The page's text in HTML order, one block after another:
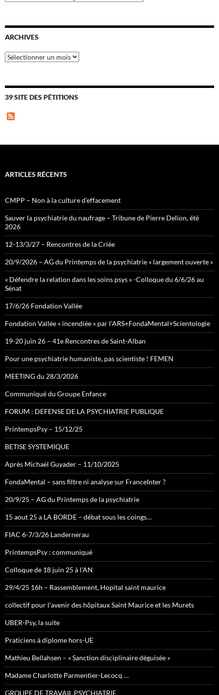
ARCHIVES
Archives
39 SITE DES PÉTITIONS
ARTICLES RÉCENTS
CMPP – Non à la culture d’effacement
Sauver la psychiatrie du naufrage – Tribune de Pierre Delion, été
2026
12-13/3/27 – Rencontres de la Criée
20/9/2026 – AG du Printemps de la psychiatrie « largement ouverte »
« Défendre la relation dans les soins psys » -Colloque du 6/6/26 au
Sénat
17/6/26 Fondation Vallée
Fondation Vallée « incendiée » par l’ARS+FondaMental+Scientologie
19-20 juin 26 – 41e Rencontres de Saint-Alban
Pour une psychiatrie humaniste, pas scientiste ! FEMEN
MEETING du 28/3/2026
Communiqué du Groupe Enfance
FORUM : DEFENSE DE LA PSYCHIATRIE PUBLIQUE
PrintempsPsy – 15/12/25
BETISE SYSTEMIQUE
Après Michaël Guyader – 11/10/2025
FondaMental – sans filtre ni analyse sur FranceInter ?
20/9/25 – AG du Printemps de la psychiatrie
15 aout 25 a LA BORDE – débat sous les coings…
FIAC 6-7/3/26 Landernerau
PrintempsPsy : communiqué
Colloque de 18 juin 25 à l’AN
29/4/25 16h – Rassemblement, Hopital saint maurice
collectif pour l’avenir des hôpitaux Saint Maurice et les Murets
UBER-Psy, la suite
Praticiens à diplome hors-UE
Mathieu Bellahsen – « Sanction disciplinaire déguisée »
Madame Charlotte Parmentier-Lecocq …
GROUPE DE TRAVAIL PSYCHIATRIE